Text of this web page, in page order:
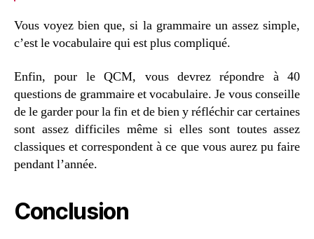
Vous voyez bien que, si la grammaire un assez simple,
c’est le vocabulaire qui est plus compliqué.
Enfin, pour le QCM, vous devrez répondre à 40
questions de grammaire et vocabulaire. Je vous conseille
de le garder pour la fin et de bien y réfléchir car certaines
sont assez difficiles même si elles sont toutes assez
classiques et correspondent à ce que vous aurez pu faire
pendant l’année.
Conclusion